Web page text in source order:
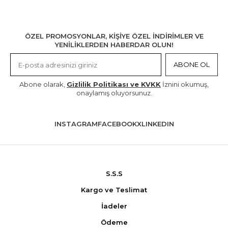
ÖZEL PROMOSYONLAR, KİŞİYE ÖZEL İNDİRİMLER VE
YENİLİKLERDEN HABERDAR OLUN!
ABONE OL
Abone olarak, Gizlilik Politikası ve KVKK İznini okumuş,
onaylamış oluyorsunuz.
INSTAGRAMFACEBOOKXLINKEDIN
S.S.S
Kargo ve Teslimat
İadeler
Ödeme